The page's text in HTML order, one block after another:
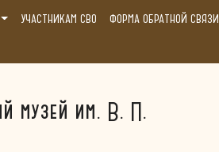
УЧАСТНИКАМ СВО ФОРМА ОБРАТНОЙ СВЯЗИ
музей им. В. П.